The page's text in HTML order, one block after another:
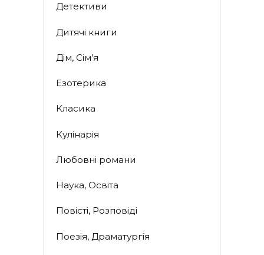
Детективи
Дитячі книги
Дім, Сім’я
Езотерика
Класика
Кулінарія
Любовні романи
Наука, Освіта
Повісті, Розповіді
Поезія, Драматургія